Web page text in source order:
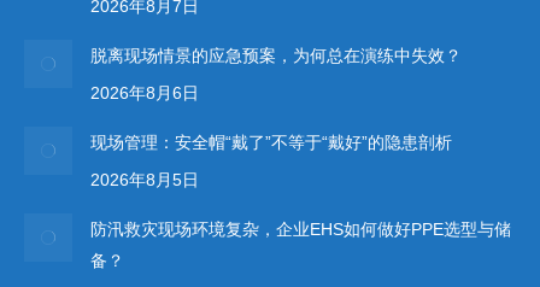
2026年8月7日
脱离现场情景的应急预案，为何总在演练中失效？
2026年8月6日
现场管理：安全帽“戴了”不等于“戴好”的隐患剖析
2026年8月5日
防汛救灾现场环境复杂，企业EHS如何做好PPE选型与储
备？